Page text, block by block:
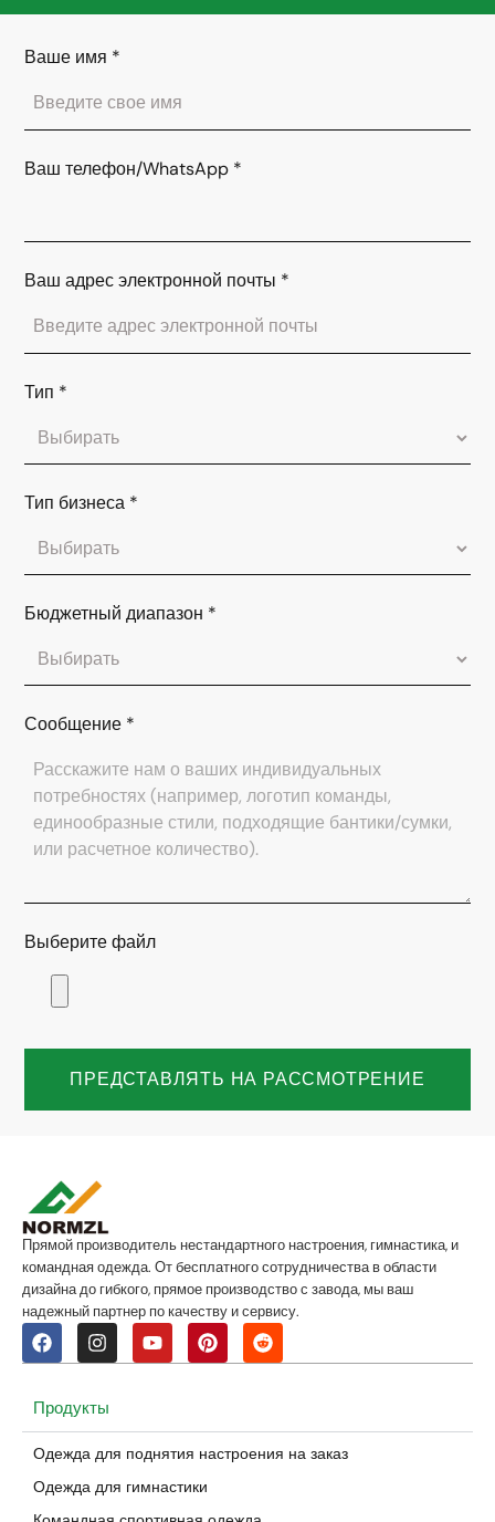
Ваше имя *
Ваш телефон/WhatsApp *
Ваш адрес электронной почты *
Тип *
Тип бизнеса *
Бюджетный диапазон *
Сообщение *
Выберите файл
ПРЕДСТАВЛЯТЬ НА РАССМОТРЕНИЕ
Прямой производитель нестандартного настроения, гимнастика, и
командная одежда. От бесплатного сотрудничества в области
дизайна до гибкого, прямое производство с завода, мы ваш
надежный партнер по качеству и сервису.
Продукты
Одежда для поднятия настроения на заказ
Одежда для гимнастики